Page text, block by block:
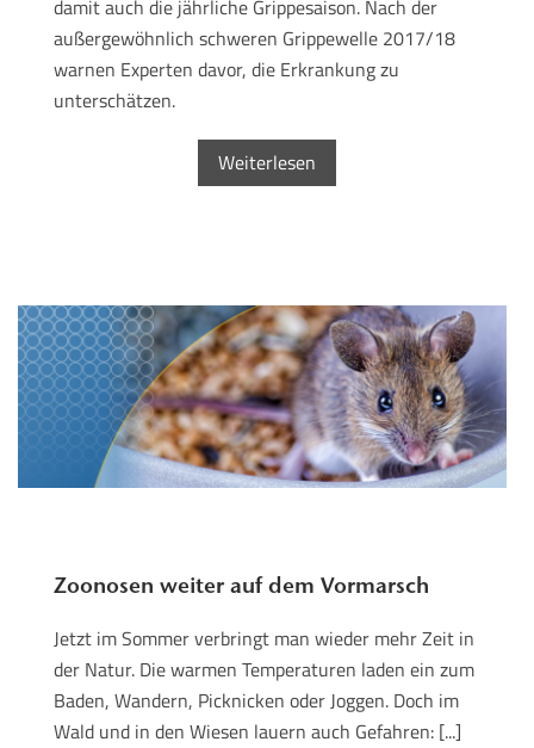
damit auch die jährliche Grippesaison. Nach der
außergewöhnlich schweren Grippewelle 2017/18
warnen Experten davor, die Erkrankung zu
unterschätzen.
Weiterlesen
Zoonosen weiter auf dem Vormarsch
Jetzt im Sommer verbringt man wieder mehr Zeit in
der Natur. Die warmen Temperaturen laden ein zum
Baden, Wandern, Picknicken oder Joggen. Doch im
Wald und in den Wiesen lauern auch Gefahren: [...]